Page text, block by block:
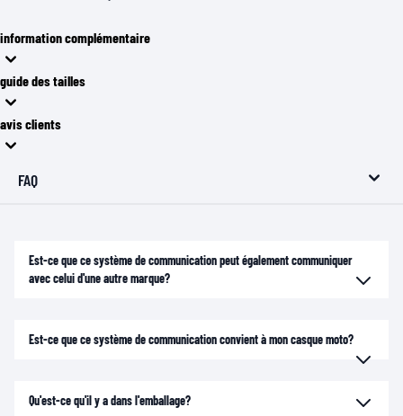
information complémentaire
guide des tailles
avis clients
FAQ
Est-ce que ce système de communication peut également communiquer
avec celui d'une autre marque?
Est-ce que ce système de communication convient à mon casque moto?
Qu'est-ce qu'il y a dans l'emballage?